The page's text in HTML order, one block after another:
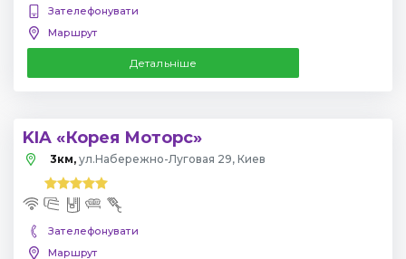
Зателефонувати
Маршрут
Детальніше
KIA «Корея Моторс»
3км, ул.Набережно-Луговая 29, Киев
Зателефонувати
Маршрут